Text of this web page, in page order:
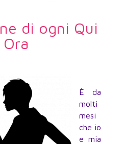
di ogni Qui
Ora
È da
molti
mesi
che io
e mia